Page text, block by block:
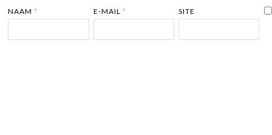
NAAM * E-MAIL * SITE